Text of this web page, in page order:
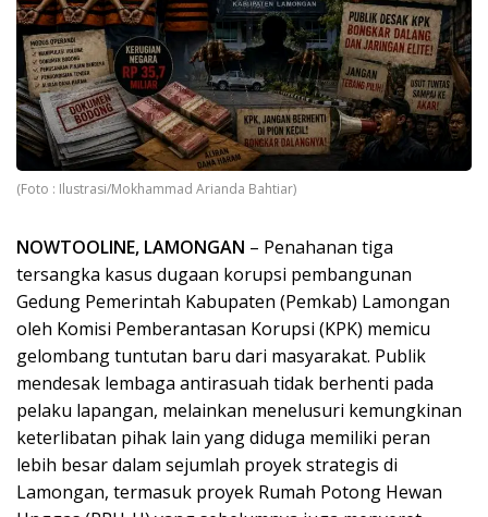
(Foto : Ilustrasi/Mokhammad Arianda Bahtiar)
NOWTOOLINE, LAMONGAN – Penahanan tiga
tersangka kasus dugaan korupsi pembangunan
Gedung Pemerintah Kabupaten (Pemkab) Lamongan
oleh Komisi Pemberantasan Korupsi (KPK) memicu
gelombang tuntutan baru dari masyarakat. Publik
mendesak lembaga antirasuah tidak berhenti pada
pelaku lapangan, melainkan menelusuri kemungkinan
keterlibatan pihak lain yang diduga memiliki peran
lebih besar dalam sejumlah proyek strategis di
Lamongan, termasuk proyek Rumah Potong Hewan